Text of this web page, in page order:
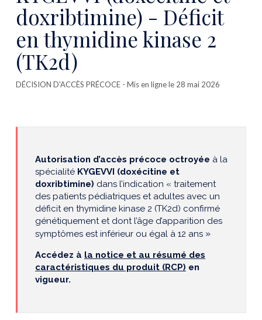
doxribtimine) - Déficit
en thymidine kinase 2
(TK2d)
DÉCISION D'ACCÈS PRÉCOCE - Mis en ligne le 28 mai 2026
Autorisation d’accès précoce octroyée à la
spécialité KYGEVVI (doxécitine et
doxribtimine) dans l’indication « traitement
des patients pédiatriques et adultes avec un
déficit en thymidine kinase 2 (TK2d) confirmé
génétiquement et dont l’âge d’apparition des
symptômes est inférieur ou égal à 12 ans »
Accédez à la notice et au résumé des
caractéristiques du produit (RCP) en
vigueur.